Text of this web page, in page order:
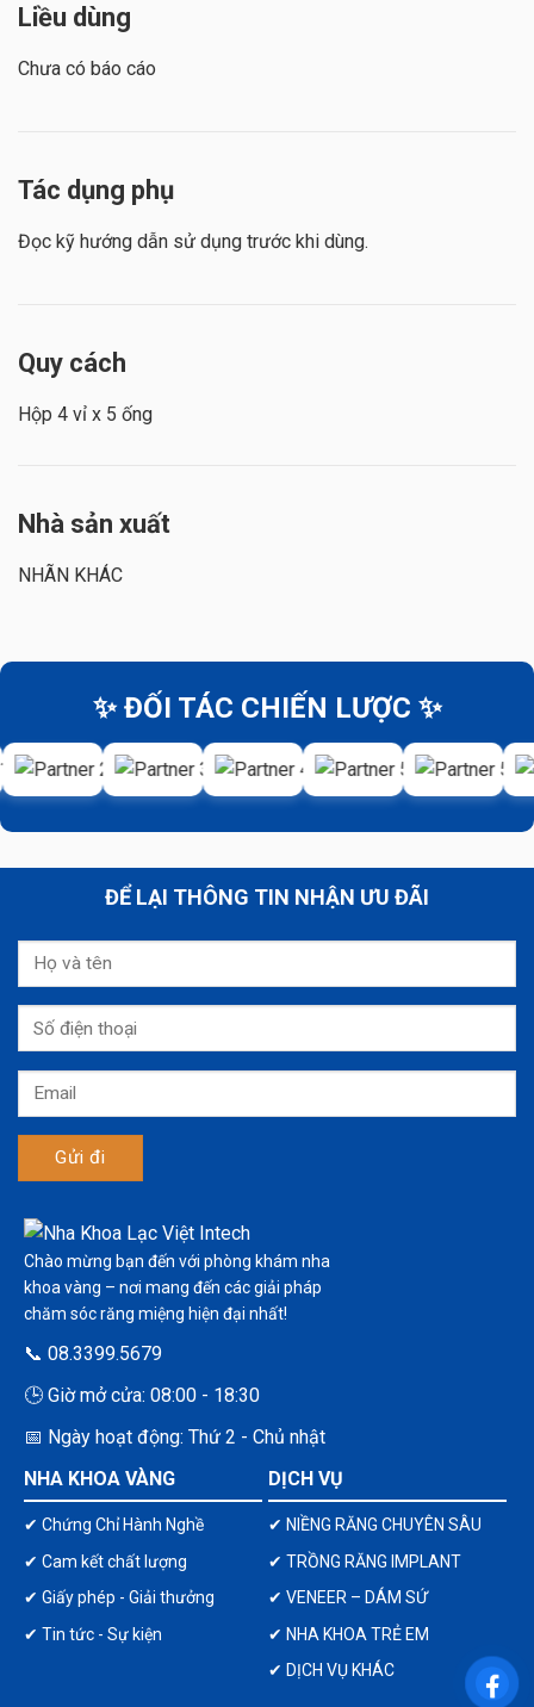
Liều dùng
Chưa có báo cáo
Tác dụng phụ
Đọc kỹ hướng dẫn sử dụng trước khi dùng.
Quy cách
Hộp 4 vỉ x 5 ống
Nhà sản xuất
NHÃN KHÁC
✨ ĐỐI TÁC CHIẾN LƯỢC ✨
ĐỂ LẠI THÔNG TIN NHẬN ƯU ĐÃI
Chào mừng bạn đến với phòng khám nha
khoa vàng – nơi mang đến các giải pháp
chăm sóc răng miệng hiện đại nhất!
📞 08.3399.5679
🕒 Giờ mở cửa: 08:00 - 18:30
📅 Ngày hoạt động: Thứ 2 - Chủ nhật
NHA KHOA VÀNG
✔ Chứng Chỉ Hành Nghề
✔ Cam kết chất lượng
✔ Giấy phép - Giải thưởng
✔ Tin tức - Sự kiện
DỊCH VỤ
✔ NIỀNG RĂNG CHUYÊN SÂU
✔ TRỒNG RĂNG IMPLANT
✔ VENEER – DÁM SỨ
✔ NHA KHOA TRẺ EM
✔ DỊCH VỤ KHÁC